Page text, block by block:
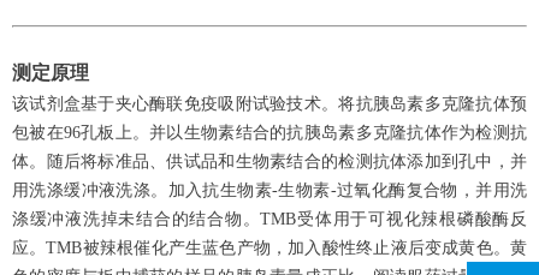
测定原理
该试剂盒基于夹心酶联免疫吸附试验技术。将抗胰岛素多克隆抗体预
包被在96孔板上。并以生物素结合的抗胰岛素多克隆抗体作为检测抗
体。随后将标准品、供试品和生物素结合的检测抗体添加到孔中，并
用洗涤缓冲液洗涤。加入抗生物素-生物素-过氧化酶复合物，并用洗
涤缓冲液洗掉未结合的结合物。TMB受体用于可视化辣根磷酸酶反
应。TMB被辣根催化产生蓝色产物，加入酸性终止液后变成黄色。黄